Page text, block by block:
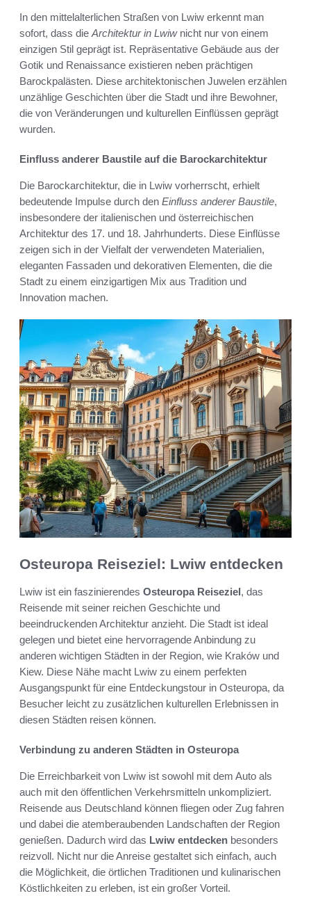
In den mittelalterlichen Straßen von Lwiw erkennt man
sofort, dass die Architektur in Lwiwnicht nur von einem
einzigen Stil geprägt ist. Repräsentative Gebäude aus der
Gotik und Renaissance existieren neben prächtigen
Barockpalästen. Diese architektonischen Juwelen erzählen
unzählige Geschichten über die Stadt und ihre Bewohner,
die von Veränderungen und kulturellen Einflüssen geprägt
wurden.
Einfluss anderer Baustile auf die Barockarchitektur
Die Barockarchitektur, die in Lwiw vorherrscht, erhielt
bedeutende Impulse durch den Einfluss anderer Baustile,
insbesondere der italienischen und österreichischen
Architektur des 17. und 18. Jahrhunderts. Diese Einflüsse
zeigen sich in der Vielfalt der verwendeten Materialien,
eleganten Fassaden und dekorativen Elementen, die die
Stadt zu einem einzigartigen Mix aus Tradition und
Innovation machen.
Osteuropa Reiseziel: Lwiw entdecken
Lwiw ist ein faszinierendes Osteuropa Reiseziel, das
Reisende mit seiner reichen Geschichte und
beeindruckenden Architektur anzieht. Die Stadt ist ideal
gelegen und bietet eine hervorragende Anbindung zu
anderen wichtigen Städten in der Region, wie Kraków und
Kiew. Diese Nähe macht Lwiw zu einem perfekten
Ausgangspunkt für eine Entdeckungstour in Osteuropa, da
Besucher leicht zu zusätzlichen kulturellen Erlebnissen in
diesen Städten reisen können.
Verbindung zu anderen Städten in Osteuropa
Die Erreichbarkeit von Lwiw ist sowohl mit dem Auto als
auch mit den öffentlichen Verkehrsmitteln unkompliziert.
Reisende aus Deutschland können fliegen oder Zug fahren
und dabei die atemberaubenden Landschaften der Region
genießen. Dadurch wird das Lwiw entdecken besonders
reizvoll. Nicht nur die Anreise gestaltet sich einfach, auch
die Möglichkeit, die örtlichen Traditionen und kulinarischen
Köstlichkeiten zu erleben, ist ein großer Vorteil.